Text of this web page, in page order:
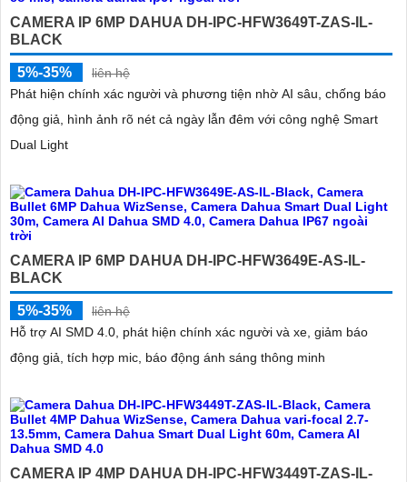
CAMERA IP 6MP DAHUA DH-IPC-HFW3649T-ZAS-IL-
BLACK
5%-35%
liên hệ
Phát hiện chính xác người và phương tiện nhờ AI sâu, chống báo
động giả, hình ảnh rõ nét cả ngày lẫn đêm với công nghệ Smart
Dual Light
CAMERA IP 6MP DAHUA DH-IPC-HFW3649E-AS-IL-
BLACK
5%-35%
liên hệ
Hỗ trợ AI SMD 4.0, phát hiện chính xác người và xe, giảm báo
động giả, tích hợp mic, báo động ánh sáng thông minh
CAMERA IP 4MP DAHUA DH-IPC-HFW3449T-ZAS-IL-